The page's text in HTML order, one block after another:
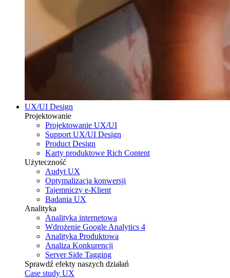
UX/UI Design
Projektowanie
Projektowanie UX/UI
Support UX/UI Design
Product Design
Karty produktowe Rich Content
Użyteczność
Audyt UX
Optymalizacja konwersji
Tajemniczy e-Klient
Badania UX
Analityka
Analityka internetowa
Wdrożenie Google Analytics 4
Analityka Produktowa
Analiza Konkurencji
Server Side Tagging
Sprawdź efekty naszych działań
Case study UX